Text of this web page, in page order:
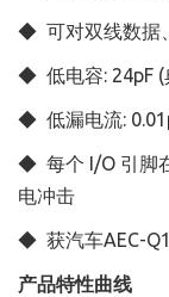
◆ 可对双线数据
◆ 低电容: 24pF (
◆ 低漏电流:
◆ 每个 I/O 引脚
电冲击
◆ 获汽车AEC-
产品特性曲线